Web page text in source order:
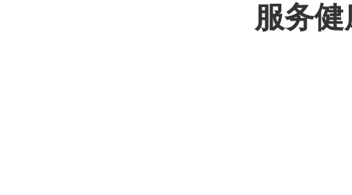
服务